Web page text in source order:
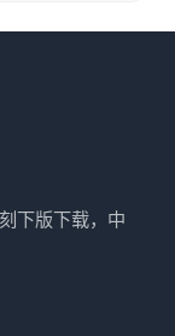
下版下载，中